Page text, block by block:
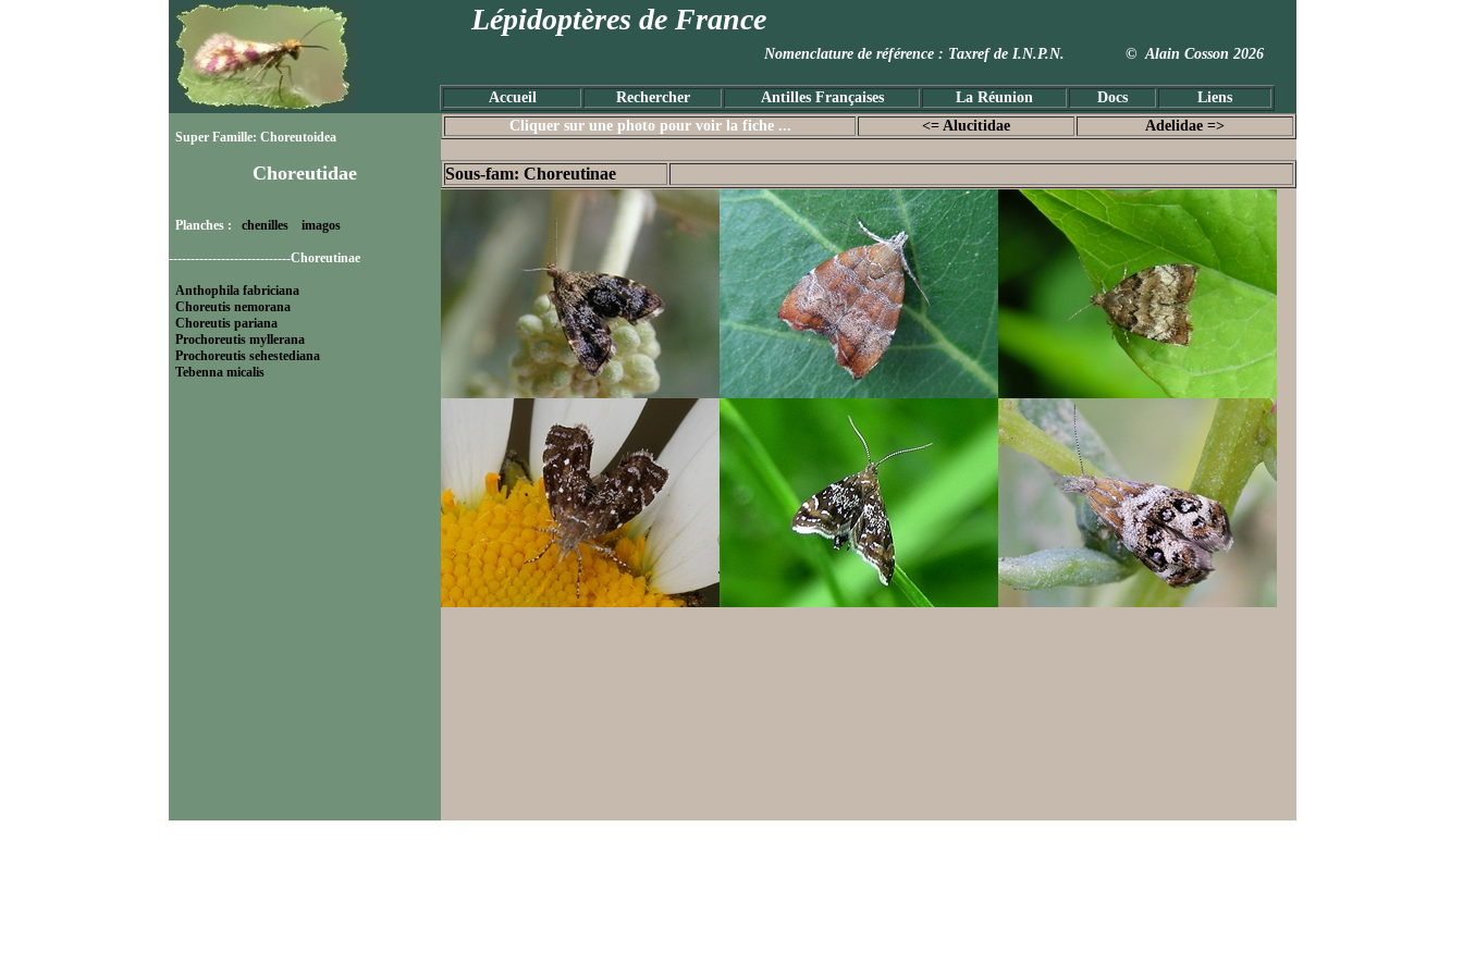
Lépidoptères de France
Nomenclature de référence : Taxref de I.N.P.N. © Alain Cosson 2026
Accueil Rechercher Antilles Françaises La Réunion Docs Liens
Super Famille: Choreutoidea
Choreutidae
Planches : chenilles imagos
----------------------------Choreutinae
Anthophila fabriciana
Choreutis nemorana
Choreutis pariana
Prochoreutis myllerana
Prochoreutis sehestediana
Tebenna micalis
Cliquer sur une photo pour voir la fiche ... <= Alucitidae Adelidae =>
Sous-fam: Choreutinae